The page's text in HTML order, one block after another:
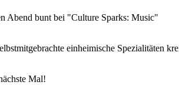
Abend bunt bei "Culture Sparks: Music"
einheimische Spezialitäten
Mal!